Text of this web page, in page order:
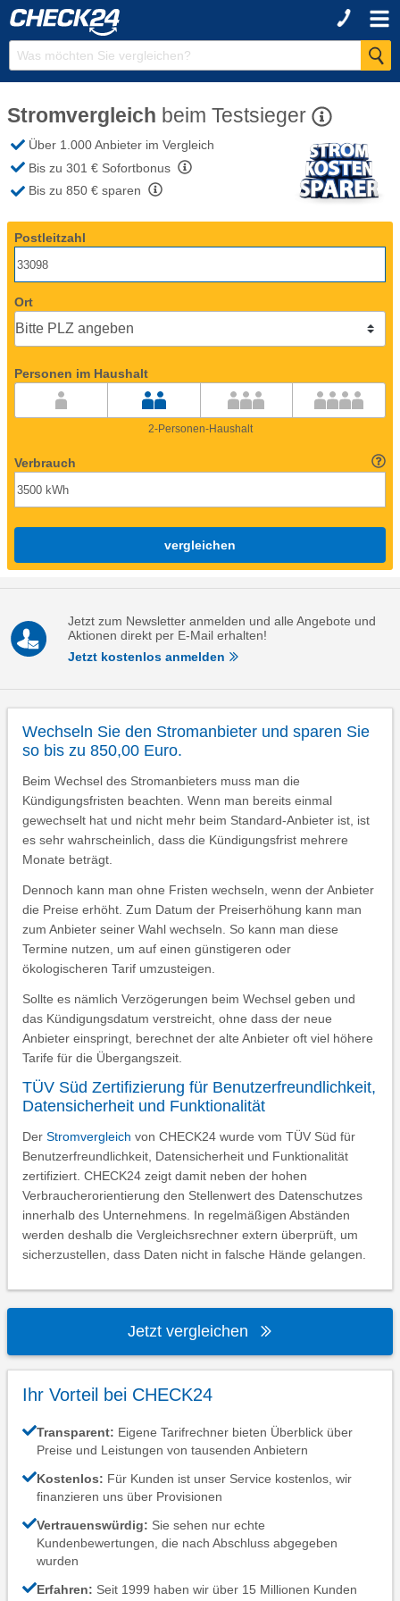
Stromvergleich beim Testsieger
Über 1.000 Anbieter im Vergleich
Bis zu 301 € Sofortbonus
Bis zu 850 € sparen
Postleitzahl
Ort
Personen im Haushalt
2-Personen-Haushalt
Verbrauch
vergleichen
Jetzt zum Newsletter anmelden und alle Angebote und
Aktionen direkt per E-Mail erhalten!
Jetzt kostenlos anmelden
Wechseln Sie den Stromanbieter und sparen Sie
so bis zu 850,00 Euro.
Beim Wechsel des Stromanbieters muss man die
Kündigungsfristen beachten. Wenn man bereits einmal
gewechselt hat und nicht mehr beim Standard-Anbieter ist, ist
es sehr wahrscheinlich, dass die Kündigungsfrist mehrere
Monate beträgt.
Dennoch kann man ohne Fristen wechseln, wenn der Anbieter
die Preise erhöht. Zum Datum der Preiserhöhung kann man
zum Anbieter seiner Wahl wechseln. So kann man diese
Termine nutzen, um auf einen günstigeren oder
ökologischeren Tarif umzusteigen.
Sollte es nämlich Verzögerungen beim Wechsel geben und
das Kündigungsdatum verstreicht, ohne dass der neue
Anbieter einspringt, berechnet der alte Anbieter oft viel höhere
Tarife für die Übergangszeit.
TÜV Süd Zertifizierung für Benutzerfreundlichkeit,
Datensicherheit und Funktionalität
Der Stromvergleich von CHECK24 wurde vom TÜV Süd für
Benutzerfreundlichkeit, Datensicherheit und Funktionalität
zertifiziert. CHECK24 zeigt damit neben der hohen
Verbraucherorientierung den Stellenwert des Datenschutzes
innerhalb des Unternehmens. In regelmäßigen Abständen
werden deshalb die Vergleichsrechner extern überprüft, um
sicherzustellen, dass Daten nicht in falsche Hände gelangen.
Jetzt vergleichen
Ihr Vorteil bei CHECK24
Transparent: Eigene Tarifrechner bieten Überblick über
Preise und Leistungen von tausenden Anbietern
Kostenlos: Für Kunden ist unser Service kostenlos, wir
finanzieren uns über Provisionen
Vertrauenswürdig: Sie sehen nur echte
Kundenbewertungen, die nach Abschluss abgegeben
wurden
Erfahren: Seit 1999 haben wir über 15 Millionen Kunden